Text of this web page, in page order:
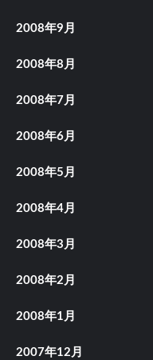
2008年9月
2008年8月
2008年7月
2008年6月
2008年5月
2008年4月
2008年3月
2008年2月
2008年1月
2007年12月